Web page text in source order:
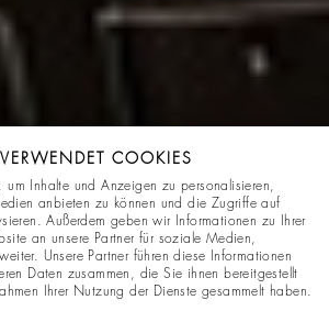
COOKIES
Inhalte und Anzeigen zu personalisieren,
anbieten zu können und die Zugriffe auf
Außerdem geben wir Informationen zu Ihrer
an unsere Partner für soziale Medien,
Unsere Partner führen diese Informationen
Daten zusammen, die Sie ihnen bereitgestellt
Ihrer Nutzung der Dienste gesammelt haben.